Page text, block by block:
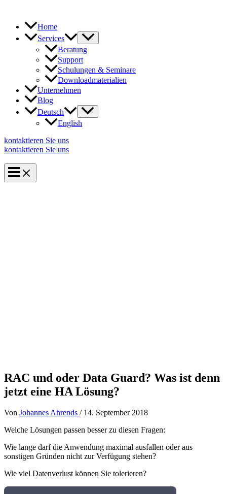
springen
Home
Services
Beratung
Support
Schulungen & Seminare
Downloadmaterialien
Unternehmen
Blog
Deutsch
English
kontaktieren Sie uns
kontaktieren Sie uns
RAC und oder Data Guard? Was ist denn
jetzt eine HA Lösung?
Von Johannes Ahrends / 14. September 2018
Welche Lösungen passen besser zu diesen Fragen:
Wie lange darf die Anwendung maximal ausfallen oder aus
sonstigen Gründen nicht zur Verfügung stehen?
Wie viel Datenverlust können Sie tolerieren?